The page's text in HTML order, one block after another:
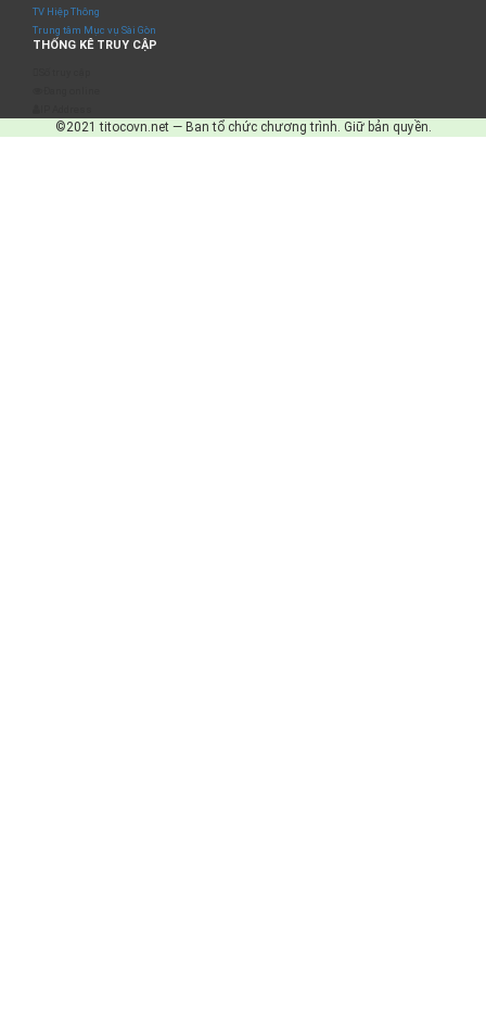
TV Hiệp Thông
Trung tâm Mục vụ Sài Gòn
THỐNG KÊ TRUY CẬP
©2021 titocovn.net — Ban tổ chức chương trình. Giữ bản quyền.